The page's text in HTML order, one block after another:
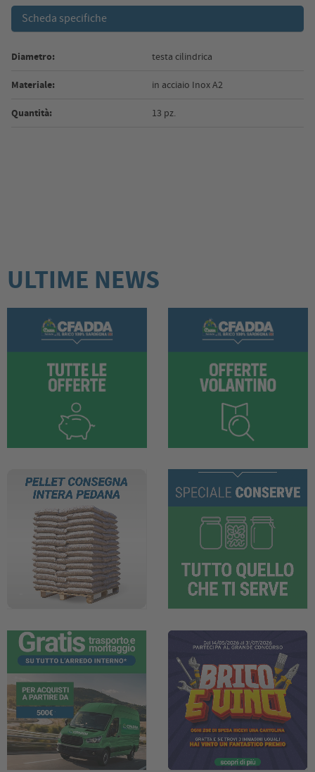
Scheda specifiche
Diametro: testa cilindrica
Materiale: in acciaio Inox A2
Quantità: 13 pz.
ULTIME NEWS